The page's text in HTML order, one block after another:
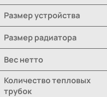
Размер устройства
Размер радиатора
Вес нетто
Количество тепловых
трубок